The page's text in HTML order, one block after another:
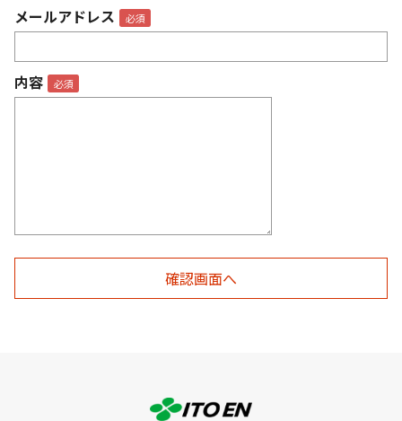
メールアドレス
内容